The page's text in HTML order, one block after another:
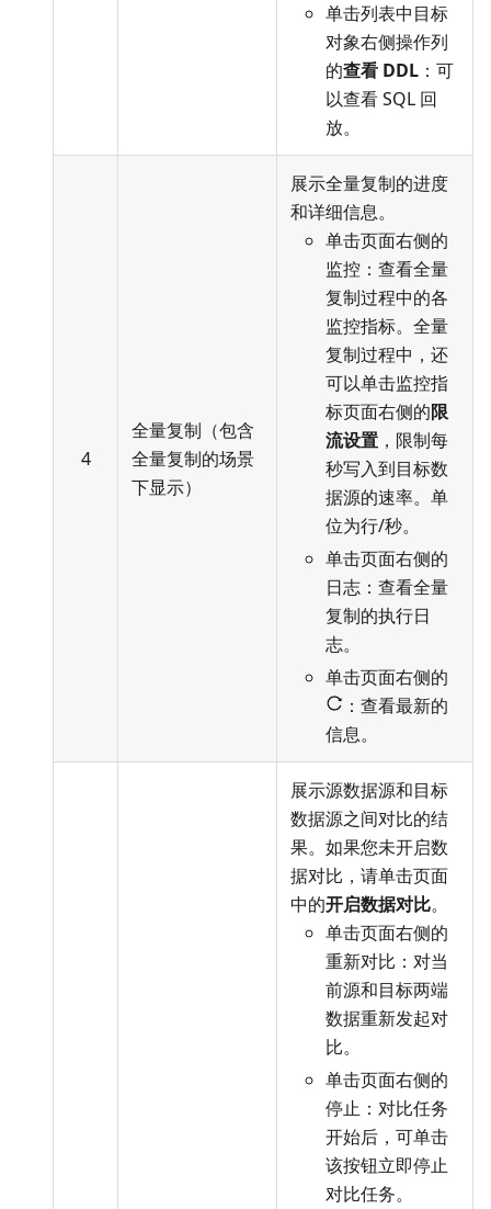
单击列表中目标
对象右侧操作列
的查看 DDL ：可
以查看 SQL 回
放。
4
全量复制（包含
全量复制的场景
下显示）
展示全量复制的进度
和详细信息。
单击页面右侧的
监控：查看全量
复制过程中的各
监控指标。全量
复制过程中，还
可以单击监控指
标页面右侧的限
流设置 ，限制每
秒写入到目标数
据源的速率。单
位为行/秒。
单击页面右侧的
日志：查看全量
复制的执行日
志。
单击页面右侧的
：查看最新的
信息。
展示源数据源和目标
数据源之间对比的结
果。如果您未开启数
据对比，请单击页面
中的开启数据对比。
单击页面右侧的
重新对比：对当
前源和目标两端
数据重新发起对
比。
单击页面右侧的
停止：对比任务
开始后，可单击
该按钮立即停止
对比任务。